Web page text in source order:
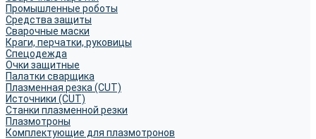
Промышленные роботы
Средства защиты
Сварочные маски
Краги, перчатки, руковицы
Спецодежда
Очки защитные
Палатки сварщика
Плазменная резка (CUT)
Источники (CUT)
Станки плазменной резки
Плазмотроны
Комплектующие для плазмотронов